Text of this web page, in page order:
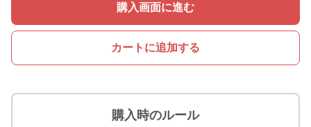
購入画面に進む
カートに追加する
購入時のルール